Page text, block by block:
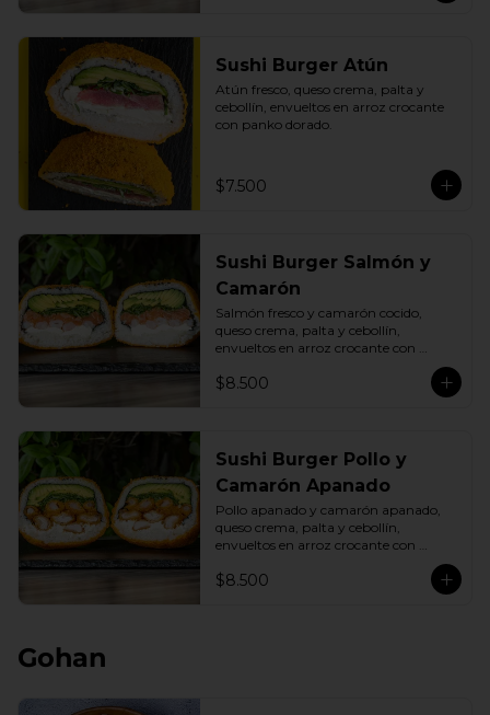
Sushi Burger Atún
Atún fresco, queso crema, palta y
cebollín, envueltos en arroz crocante
con panko dorado.
$7.500
Sushi Burger Salmón y
Camarón
Salmón fresco y camarón cocido,
queso crema, palta y cebollín,
envueltos en arroz crocante con
$8.500
Sushi Burger Pollo y
Camarón Apanado
Pollo apanado y camarón apanado,
queso crema, palta y cebollín,
envueltos en arroz crocante con
$8.500
Gohan